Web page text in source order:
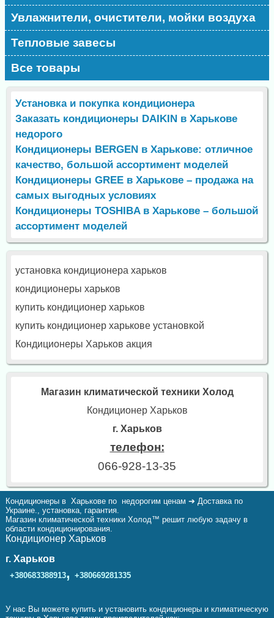
Увлажнители, очистители, мойки воздуха
Тепловые завесы
Все товары
Установка и покупка кондиционера
Заказать кондиционеры DAIKIN в Харькове
недорого
Кондиционеры BERGEN в Харькове: отличное
качество, большой ассортимент моделей
Кондиционеры GREE в Харькове – продажа на
самых выгодных условиях
Кондиционеры TOSHIBA в Харькове – большой
ассортимент моделей
установка кондиционера харьков
кондиционеры харьков
купить кондиционер харьков
купить кондиционер харькове установкой
Кондиционеры Харьков акция
Магазин климатической техники Холод
Кондиционер Харьков
г. Харьков
телефон:
066-928-13-35
Кондиционеры в Харькове по недорогим ценам ➔ Доставка по
Украине., установка, гарантия.
Магазин климатической техники Холод™ решит любую задачу в
области кондиционирования.
Кондиционер Харьков
г. Харьков
+380683388913, +380669281335
У нас Вы можете купить и установить кондиционеры и климатическую